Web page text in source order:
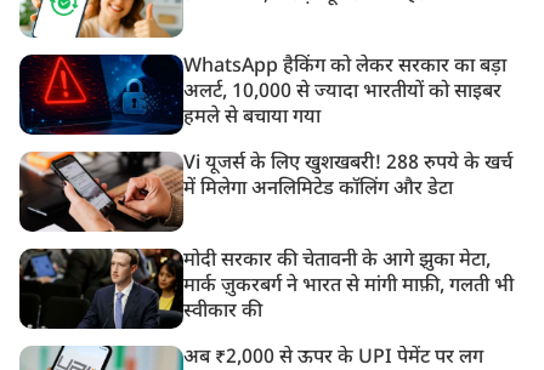
WhatsApp हैकिंग को लेकर सरकार का बड़ा
अलर्ट, 10,000 से ज्यादा भारतीयों को साइबर
हमले से बचाया गया
Vi यूजर्स के लिए खुशखबरी! 288 रुपये के खर्च
में मिलेगा अनलिमिटेड कॉलिंग और डेटा
मोदी सरकार की चेतावनी के आगे झुका मेटा,
मार्क ज़ुकरबर्ग ने भारत से मांगी माफ़ी, गलती भी
स्वीकार की
अब ₹2,000 से ऊपर के UPI पेमेंट पर लग